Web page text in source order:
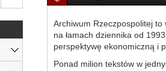
Archiwum Rzeczpospolitej
na łamach dziennika od
perspektywę ekonomiczną i
Ponad milion tekstów w